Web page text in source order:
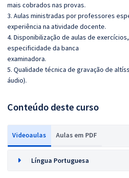
mais cobrados nas provas.
3. Aulas ministradas por professores
experiência na atividade docente.
4. Disponibilização de aulas de
especificidade da banca
examinadora.
5. Qualidade técnica de gravação de
áudio).
Conteúdo deste curso
Videoaulas Aulas em PDF
Língua Portuguesa